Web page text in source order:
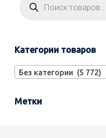
Категории товаров
Без категории (5 772)
Метки